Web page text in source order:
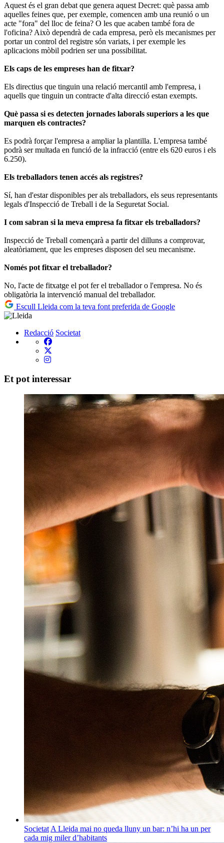
Aquest és el gran debat que genera aquest Decret: què passa amb
aquelles feines que, per exemple, comencen amb una reunió o un
acte "fora" del lloc de feina? O les que acaben també fora de
l'oficina? Això dependrà de cada empresa, però els mecanismes per
portar un control del registre són variats, i per exemple les
aplicacions mòbil podrien ser una possibilitat.
Els caps de les empreses han de fitxar?
Els directius que tinguin una relació mercantil amb l'empresa, i
aquells que tinguin un contracte d'alta direcció estan exempts.
Què passa si es detecten jornades laborals superiors a les que
marquen els contractes?
Es podrà forçar l'empresa a ampliar la plantilla. L'empresa també
podrà ser multada en funció de la infracció (entre els 620 euros i els
6.250).
Els treballadors tenen accés als registres?
Sí, han d'estar disponibles per als treballadors, els seus representants
legals d'Inspecció de Treball i de la Seguretat Social.
I com sabran si la meva empresa fa fitxar els treballadors?
Inspecció de Treball començarà a partir del dilluns a comprovar,
aleatòriament, que les empreses disposen del seu mecanisme.
Només pot fitxar el treballador?
No, l'acte de fitxatge el pot fer el treballador o l'empresa. No és
obligatòria la intervenció manual del treballador.
Escull Lleida com la teva font preferida de Google
Redacció Societat
Et pot interessar
Societat A Lleida mai no queda lluny un bar: n’hi ha un per
cada mig miler d’habitants